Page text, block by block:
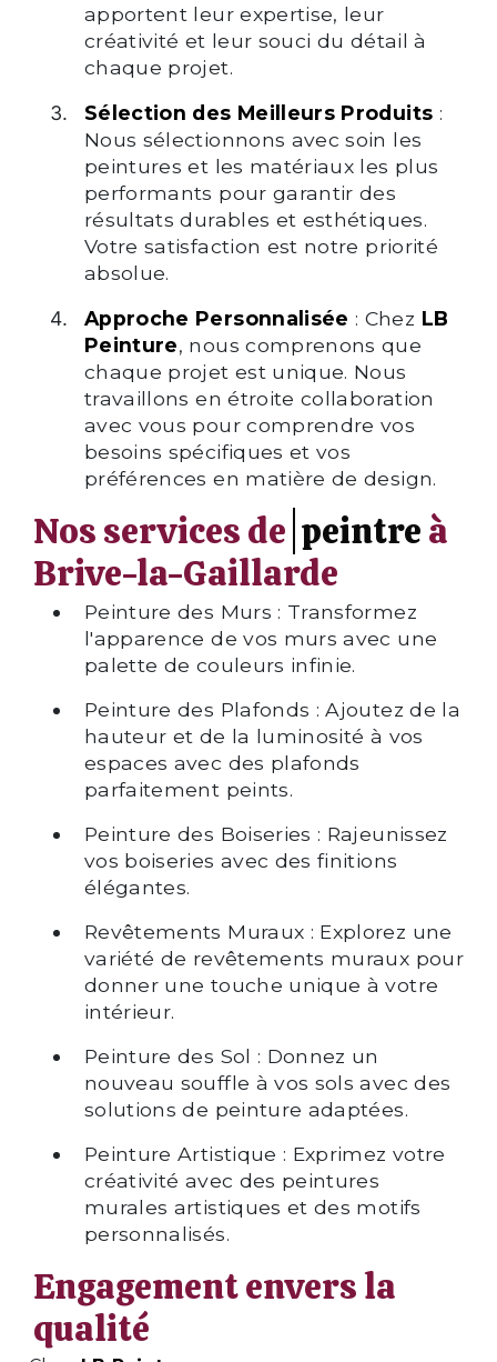
apportent leur expertise, leur
créativité et leur souci du détail à
chaque projet.
Sélection des Meilleurs Produits :
Nous sélectionnons avec soin les
peintures et les matériaux les plus
performants pour garantir des
résultats durables et esthétiques.
Votre satisfaction est notre priorité
absolue.
Approche Personnalisée : Chez LB
Peinture, nous comprenons que
chaque projet est unique. Nous
travaillons en étroite collaboration
avec vous pour comprendre vos
besoins spécifiques et vos
préférences en matière de design.
Nos services de peintreà
Brive-la-Gaillarde
Peinture des Murs : Transformez
l'apparence de vos murs avec une
palette de couleurs infinie.
Peinture des Plafonds : Ajoutez de la
hauteur et de la luminosité à vos
espaces avec des plafonds
parfaitement peints.
Peinture des Boiseries : Rajeunissez
vos boiseries avec des finitions
élégantes.
Revêtements Muraux : Explorez une
variété de revêtements muraux pour
donner une touche unique à votre
intérieur.
Peinture des Sol : Donnez un
nouveau souffle à vos sols avec des
solutions de peinture adaptées.
Peinture Artistique : Exprimez votre
créativité avec des peintures
murales artistiques et des motifs
personnalisés.
Engagement envers la
qualité